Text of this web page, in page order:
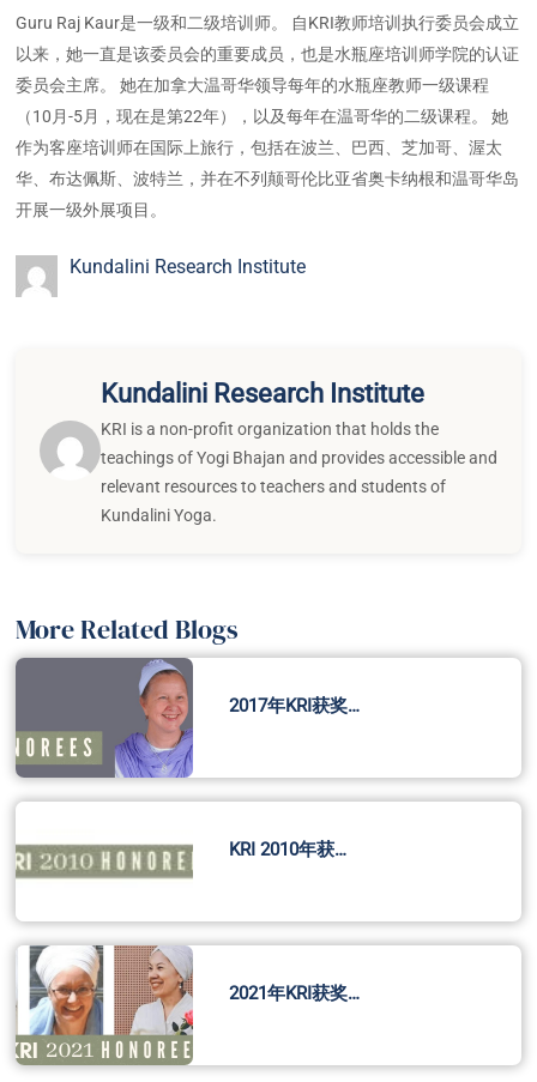
Guru Raj Kaur是一级和二级培训师。 自KRI教师培训执行委员会成立
以来，她一直是该委员会的重要成员，也是水瓶座培训师学院的认证
委员会主席。 她在加拿大温哥华领导每年的水瓶座教师一级课程
（10月-5月，现在是第22年），以及每年在温哥华的二级课程。 她
作为客座培训师在国际上旅行，包括在波兰、巴西、芝加哥、渥太
华、布达佩斯、波特兰，并在不列颠哥伦比亚省奥卡纳根和温哥华岛
开展一级外展项目。
Kundalini Research Institute
Kundalini Research Institute
KRI is a non-profit organization that holds the
teachings of Yogi Bhajan and provides accessible and
relevant resources to teachers and students of
Kundalini Yoga.
More Related Blogs
2017年KRI获奖…
KRI 2010年获…
2021年KRI获奖…